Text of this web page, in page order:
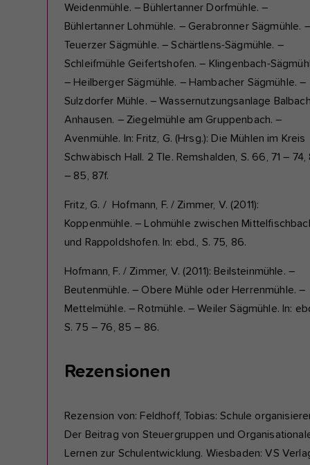
Weidenmühle. – Bühlertanner Dorfmühle. –
Bühlertanner Lohmühle. – Gerabronner Sägmühle. –
Teuerzer Sägmühle. – Schärtlens-Sägmühle. –
Schleifmühle Geifertshofen. – Klingenbach-
– Heilberger Sägmühle. – Hambacher Sägmühle. –
Sulzdorfer Mühle. – Wassernutzungsanlage
Anhausen. – Ziegelmühle am Gruppenbach. –
Avenmühle. In: Fritz, G. (Hrsg.): Die Mühlen im Kreis
Schwäbisch Hall. 2 Tle. Remshalden, S. 66, 71 – 74,
– 85, 87f.
Fritz, G. / Hofmann, F. / Zimmer, V. (2011):
Koppenmühle. – Lohmühle zwischen
und Rappoldshofen. In: ebd., S. 75, 86.
Hofmann, F. / Zimmer, V. (2011): Beilsteinmühle. –
Beutenmühle. – Obere Mühle oder Herrenmühle. –
Mettelmühle. – Rotmühle. – Weiler Sägmühle. In:
S. 75 – 76, 85 – 86.
Rezensionen
Rezension von: Feldhoff, Tobias: Schule
Der Beitrag von Steuergruppen und
Lernen zur Schulentwicklung. Wiesbaden: VS